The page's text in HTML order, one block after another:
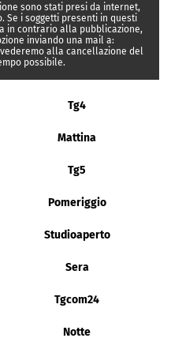
sono stati presi da internet,
Se i soggetti presenti in questi
in contrario alla pubblicazione,
inviando una mail a:
alla cancellazione del
possibile.
Tg4
Mattina
Tg5
Pomeriggio
Studioaperto
Sera
Tgcom24
Notte